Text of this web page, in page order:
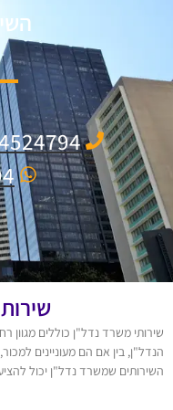
שירותי משרד נדל"ן כוללים מגוון
הנדל"ן, בין אם הם מעוניינים
השירותים שמשרד נדל"ן יכול